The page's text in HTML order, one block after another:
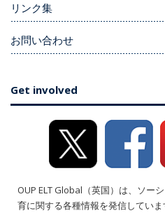
リンク集
お問い合わせ
Get involved
OUP ELT Global（英国）は、ソー
育に関する各種情報を発信していま